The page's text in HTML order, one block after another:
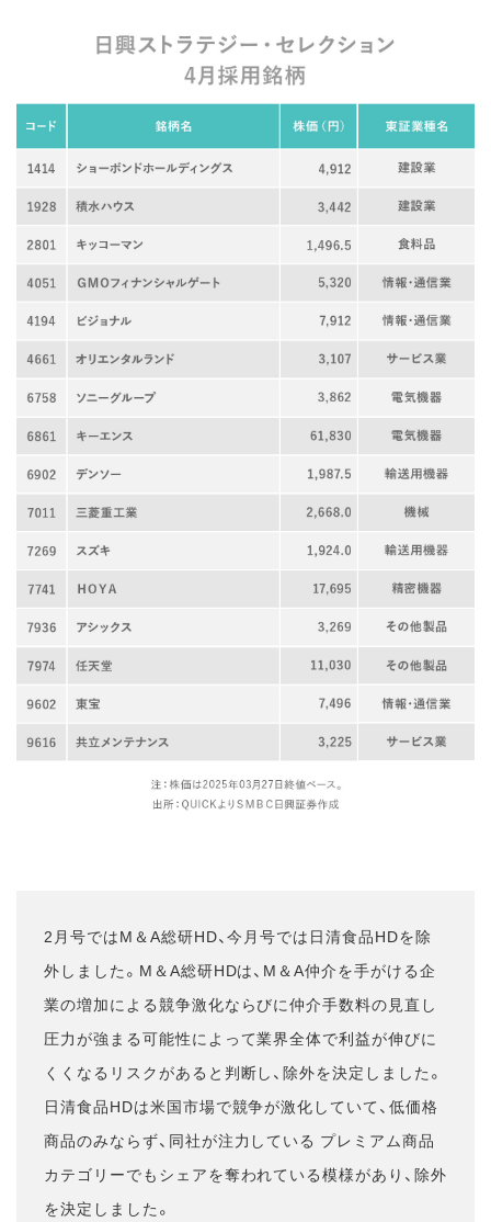
2月号ではM＆A総研HD、今月号では日清食品HDを除
外しました。M＆A総研HDは、M＆A仲介を手がける企
業の増加による競争激化ならびに仲介手数料の見直し
圧力が強まる可能性によって業界全体で利益が伸びに
くくなるリスクがあると判断し、除外を決定しました。
日清食品HDは米国市場で競争が激化していて、低価格
商品のみならず、同社が注力している プレミアム商品
カテゴリーでもシェアを奪われている模様があり、除外
を決定しました。